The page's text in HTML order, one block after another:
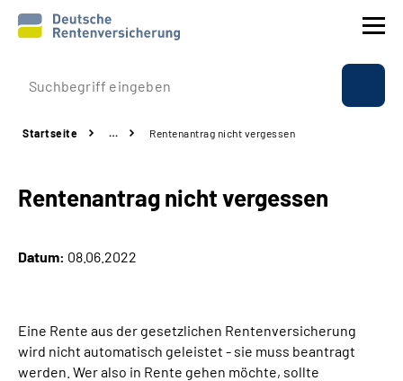
Prävention
Rente
Beratung & Kontakt
Über uns & Presse
Startseite … Rentenantrag nicht vergessen
Rentenantrag nicht vergessen
Datum: 08.06.2022
Eine Rente aus der gesetzlichen Rentenversicherung
wird nicht automatisch geleistet - sie muss beantragt
werden. Wer also in Rente gehen möchte, sollte